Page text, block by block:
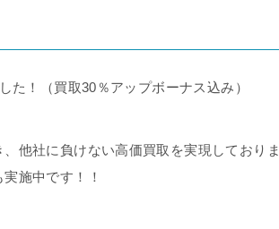
た！（買取30％アップボーナス込み）
他社に負けない高価買取を実現しておりま
施中です！！